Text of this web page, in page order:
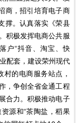
商，招引培育电子商
撑。认真落实《荣县
积极发挥电商公共服
户“抖音、淘宝、快
配套，建设荣州现代
的电商服务站点，
，争创全省金通工程
合力。积极推动电子
源和“茶陶盐，稻果